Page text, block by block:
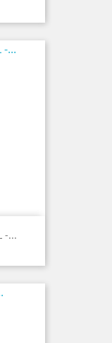
-...